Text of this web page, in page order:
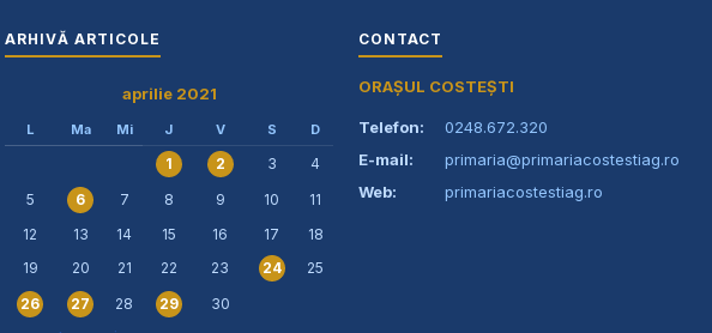
ARHIVĂ ARTICOLE
aprilie 2021
L Ma Mi J V S D
1 2 3
4
5
6 7 8 9 10
11
12
13 14 15 16 17
18
19
20 21 22 23 24 25
26 27 28 29 30
CONTACT
ORAȘUL COSTEȘTI
Telefon:
0248.672.320
E-mail:
primaria@primariacostestiag.ro
Web:
primariacostestiag.ro